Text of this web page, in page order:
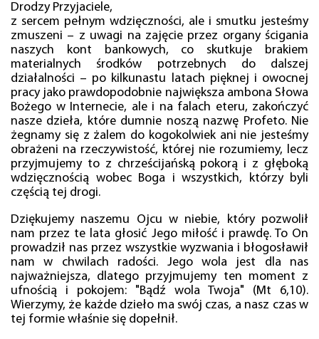
Drodzy Przyjaciele,
z sercem pełnym wdzięczności, ale i smutku jesteśmy
zmuszeni – z uwagi na zajęcie przez organy ścigania
naszych kont bankowych, co skutkuje brakiem
materialnych środków potrzebnych do dalszej
działalności – po kilkunastu latach pięknej i owocnej
pracy jako prawdopodobnie największa ambona Słowa
Bożego w Internecie, ale i na falach eteru, zakończyć
nasze dzieła, które dumnie noszą nazwę Profeto. Nie
żegnamy się z żalem do kogokolwiek ani nie jesteśmy
obrażeni na rzeczywistość, której nie rozumiemy, lecz
przyjmujemy to z chrześcijańską pokorą i z głęboką
wdzięcznością wobec Boga i wszystkich, którzy byli
częścią tej drogi.
Dziękujemy naszemu Ojcu w niebie, który pozwolił
nam przez te lata głosić Jego miłość i prawdę. To On
prowadził nas przez wszystkie wyzwania i błogosławił
nam w chwilach radości. Jego wola jest dla nas
najważniejsza, dlatego przyjmujemy ten moment z
ufnością i pokojem: "Bądź wola Twoja" (Mt 6,10).
Wierzymy, że każde dzieło ma swój czas, a nasz czas w
tej formie właśnie się dopełnił.